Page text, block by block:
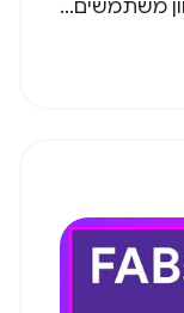
משתמשים...